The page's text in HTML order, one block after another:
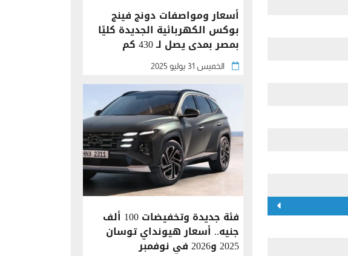
أسعار ومواصفات دونج فينج
بوكس الكهربائية الجديدة كليًا
بمصر بمدى يصل لـ 430 كم
الخميس 31 يوليو 2025
فئة جديدة وتخفيضات 100 ألف
جنيه.. أسعار هيونداي توسان
2025 و2026 في نوفمبر